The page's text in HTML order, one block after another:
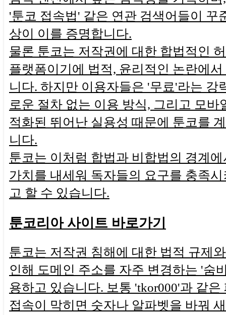
'툰코 접속법' 같은 연관 검색어들이 꾸
상이 이를 증명합니다.
물론 툰코는 저작권에 대한 합법적인
플랫폼이기에 법적, 윤리적인 논란에
니다. 하지만 이용자들은 '무료'라는 강
로운 절차 없는 이용 방식, 그리고 모바
적화된 뛰어난 실용성 때문에 툰코를
니다.
툰코는 이처럼 합법과 비합법의 경계
가치를 내세워 독자들의 요구를 충족
고 할 수 있습니다.
툰코리아 사이트 바로가기
툰코는 저작권 침해에 대한 법적 규제
인해 도메인 주소를 자주 변경하는 '숨
용하고 있습니다. 보통 'tkor000'과 같은
접속이 막히면 숫자나 알파벳을 바꿔